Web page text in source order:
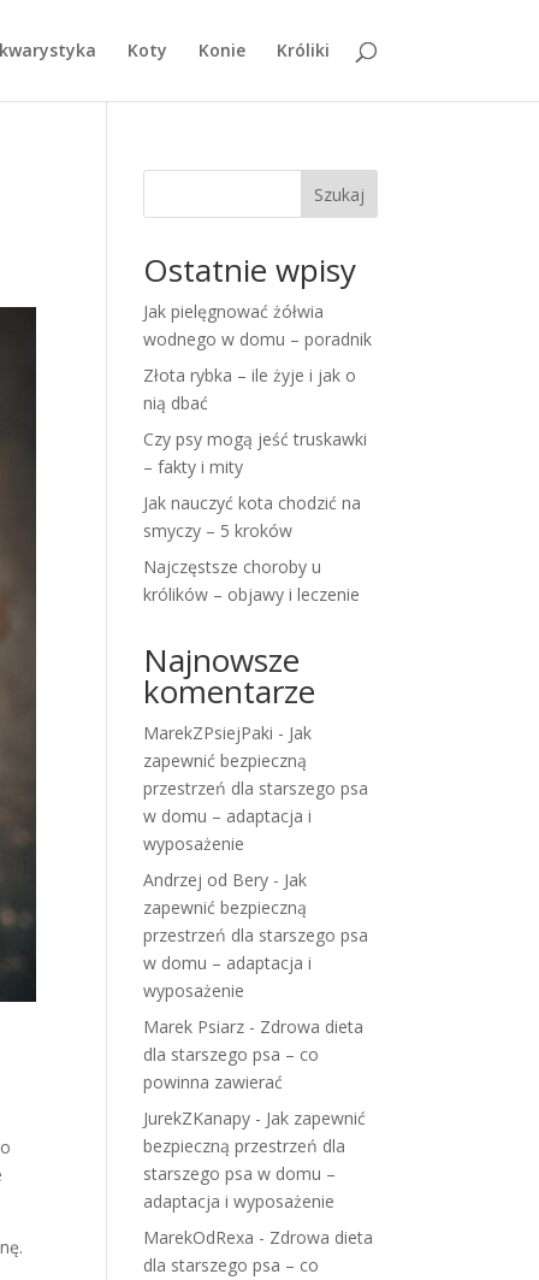
Koty Konie Króliki
Szukaj
Ostatnie wpisy
Jak pielęgnować żółwia
wodnego w domu – poradnik
Złota rybka – ile żyje i jak o
nią dbać
Czy psy mogą jeść truskawki
– fakty i mity
Jak nauczyć kota chodzić na
smyczy – 5 kroków
Najczęstsze choroby u
królików – objawy i leczenie
Najnowsze
komentarze
MarekZPsiejPaki - Jak
zapewnić bezpieczną
przestrzeń dla starszego psa
w domu – adaptacja i
wyposażenie
Andrzej od Bery - Jak
zapewnić bezpieczną
przestrzeń dla starszego psa
w domu – adaptacja i
wyposażenie
Marek Psiarz - Zdrowa dieta
dla starszego psa – co
powinna zawierać
JurekZKanapy - Jak zapewnić
bezpieczną przestrzeń dla
starszego psa w domu –
adaptacja i wyposażenie
MarekOdRexa - Zdrowa dieta
dla starszego psa – co